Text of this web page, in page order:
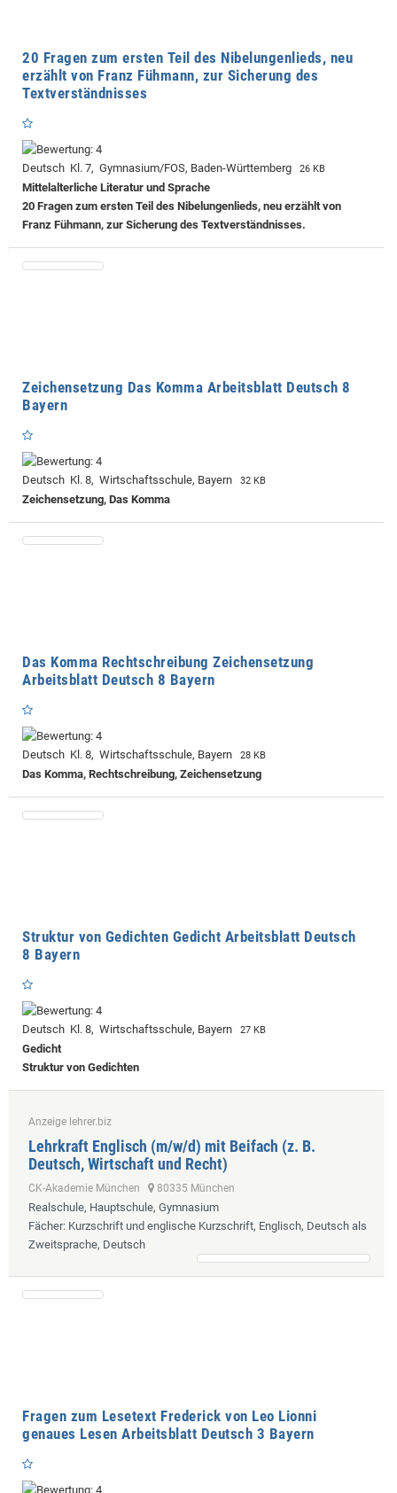
20 Fragen zum ersten Teil des Nibelungenlieds, neu
erzählt von Franz Fühmann, zur Sicherung des
Textverständnisses
Deutsch Kl. 7, Gymnasium/FOS, Baden-Württemberg 26 KB
Mittelalterliche Literatur und Sprache
20 Fragen zum ersten Teil des Nibelungenlieds, neu erzählt von
Franz Fühmann, zur Sicherung des Textverständnisses.
Zeichensetzung Das Komma Arbeitsblatt Deutsch 8
Bayern
Deutsch Kl. 8, Wirtschaftsschule, Bayern 32 KB
Zeichensetzung, Das Komma
Das Komma Rechtschreibung Zeichensetzung
Arbeitsblatt Deutsch 8 Bayern
Deutsch Kl. 8, Wirtschaftsschule, Bayern 28 KB
Das Komma, Rechtschreibung, Zeichensetzung
Struktur von Gedichten Gedicht Arbeitsblatt Deutsch
8 Bayern
Deutsch Kl. 8, Wirtschaftsschule, Bayern 27 KB
Gedicht
Struktur von Gedichten
Anzeige lehrer.biz
Lehrkraft Englisch (m/w/d) mit Beifach (z. B.
Deutsch, Wirtschaft und Recht)
CK-Akademie München 80335 München
Realschule, Hauptschule, Gymnasium
Fächer: Kurzschrift und englische Kurzschrift, Englisch, Deutsch als
Zweitsprache, Deutsch
Fragen zum Lesetext Frederick von Leo Lionni
genaues Lesen Arbeitsblatt Deutsch 3 Bayern